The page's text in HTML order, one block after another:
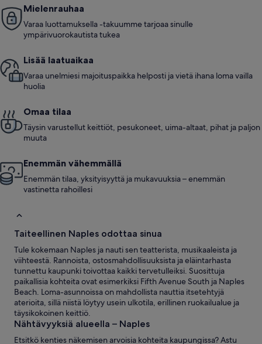
Mielenrauhaa
Varaa luottamuksella -takuumme tarjoaa sinulle
ympärivuorokautista tukea
Lisää laatuaikaa
Varaa unelmiesi majoituspaikka helposti ja vietä ihana loma vailla
huolia
Omaa tilaa
Täysin varustellut keittiöt, pesukoneet, uima-altaat, pihat ja paljon
muuta
Enemmän vähemmällä
Enemmän tilaa, yksityisyyttä ja mukavuuksia – enemmän
vastinetta rahoillesi
Taiteellinen Naples odottaa sinua
Tule kokemaan Naples ja nauti sen teatterista, musikaaleista ja
viihteestä. Rannoista, ostosmahdollisuuksista ja eläintarhasta
tunnettu kaupunki toivottaa kaikki tervetulleiksi. Suosittuja
paikallisia kohteita ovat esimerkiksi Fifth Avenue South ja Naples
Beach. Loma-asunnoissa on mahdollista nauttia itsetehtyjä
aterioita, sillä niistä löytyy usein ulkotila, erillinen ruokailualue ja
täysikokoinen keittiö.
Nähtävyyksiä alueella – Naples
Etsitkö kenties näkemisen arvoisia kohteita kaupungissa? Astu